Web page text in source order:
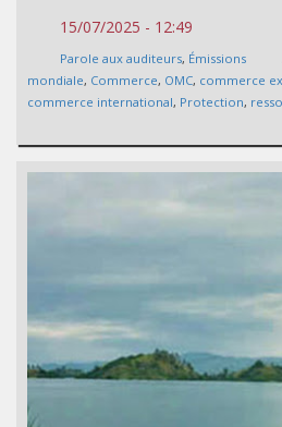
15/07/2025 - 12:49
Parole aux auditeurs, Émissions
mondiale, Commerce, OMC, commerce
commerce international, Protection,